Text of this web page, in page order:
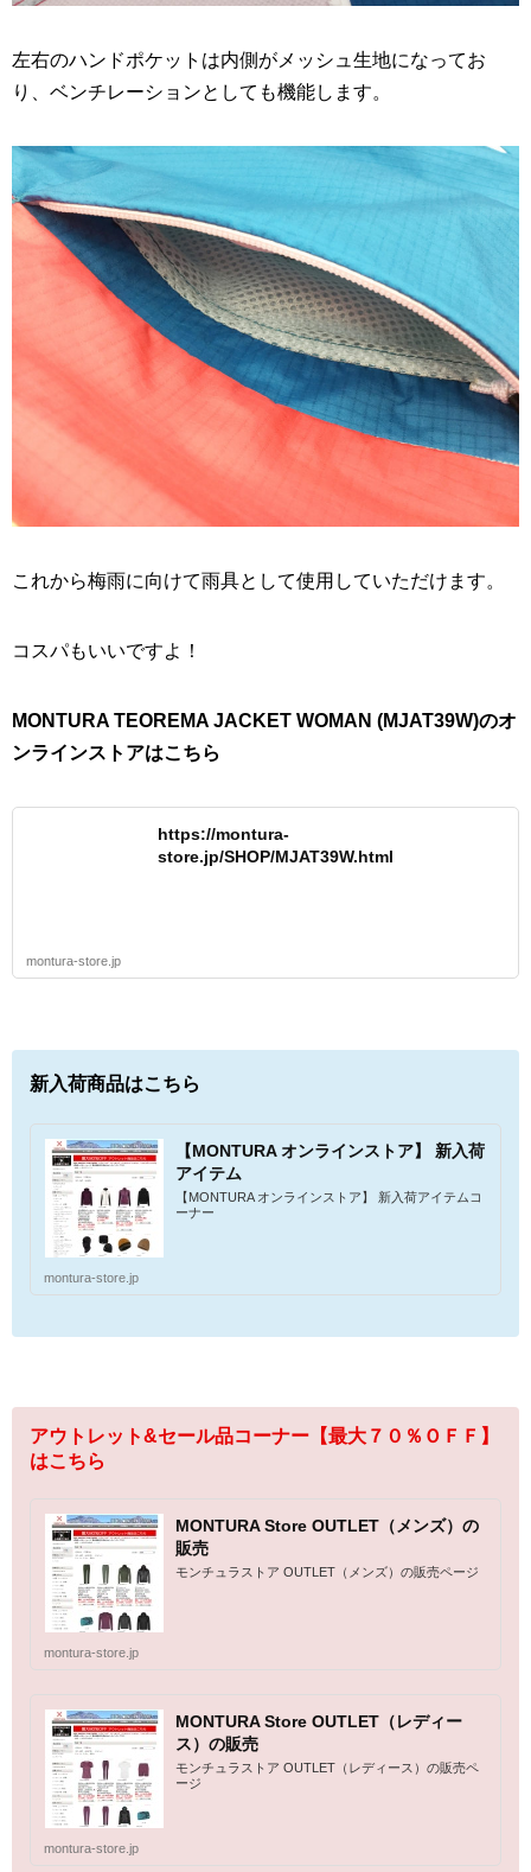
左右のハンドポケットは内側がメッシュ生地になってお
り、ベンチレーションとしても機能します。
これから梅雨に向けて雨具として使用していただけます。
コスパもいいですよ！
MONTURA TEOREMA JACKET WOMAN (MJAT39W)のオ
ンラインストアはこちら
https://montura-
store.jp/SHOP/MJAT39W.html
montura-store.jp
新入荷商品はこちら
【MONTURA オンラインストア】 新入荷
アイテム
【MONTURA オンラインストア】 新入荷アイテムコ
ーナー
montura-store.jp
アウトレット&セール品コーナー【最大７０％ＯＦＦ】
はこちら
MONTURA Store OUTLET（メンズ）の
販売
モンチュラストア OUTLET（メンズ）の販売ページ
montura-store.jp
MONTURA Store OUTLET（レディー
ス）の販売
モンチュラストア OUTLET（レディース）の販売ペ
ージ
montura-store.jp